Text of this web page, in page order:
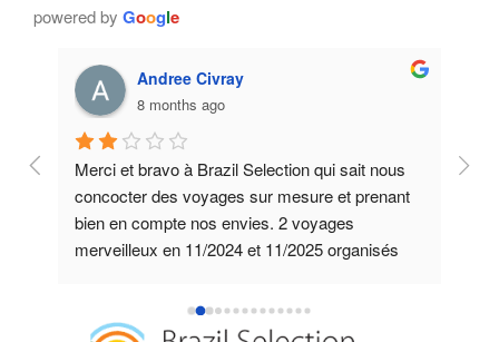
powered by Google
Andree Civray
8 months ago
Merci et bravo à Brazil Selection qui sait nous
concocter des voyages sur mesure et prenant
bien en compte nos envies. 2 voyages
merveilleux en 11/2024 et 11/2025 organisés
hôtels choisis avec beaucoup de soins sans
failles. On pense déjà au prochain en 2026.
Un